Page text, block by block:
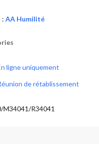
: AA Humilité
ligne uniquement
de rétablissement
M34041/R34041